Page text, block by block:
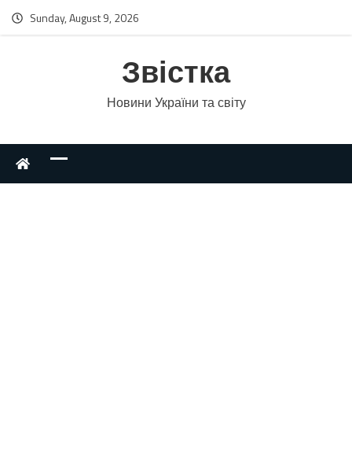
Sunday, August 9, 2026
Звістка
Новини України та світу